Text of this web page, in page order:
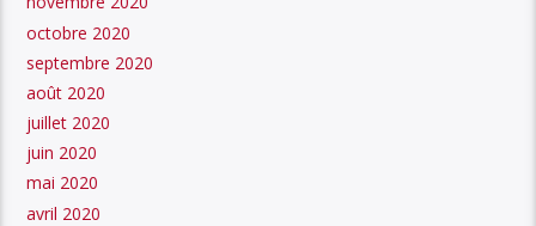
octobre 2020
septembre 2020
août 2020
juillet 2020
juin 2020
mai 2020
avril 2020